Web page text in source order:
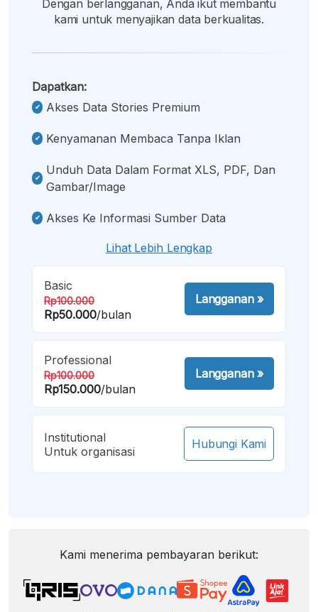
Dengan berlangganan, Anda ikut membantu
kami untuk menyajikan data berkualitas.
Dapatkan:
Akses Data Stories Premium
Kenyamanan Membaca Tanpa Iklan
Unduh Data Dalam Format XLS, PDF, Dan
Gambar/image
Akses Ke Informasi Sumber Data
Lihat Lebih Lengkap
Basic
Rp100.000
Rp50.000/bulan
Langganan»
Professional
Rp100.000
Rp150.000/bulan
Langganan»
Institutional
Untuk organisasi
Hubungi Kami
Kami menerima pembayaran berikut: